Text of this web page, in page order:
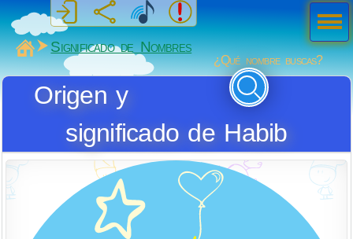
MiSabueso
Significado de Nombres
¿Qué nombre buscas?
Origen y
significado de Habib
Men
ú